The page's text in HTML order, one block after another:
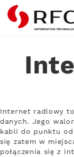
RFC
Internet radiowy
danych. Jego
kabli do punktu
się zatem w
połączenia się z